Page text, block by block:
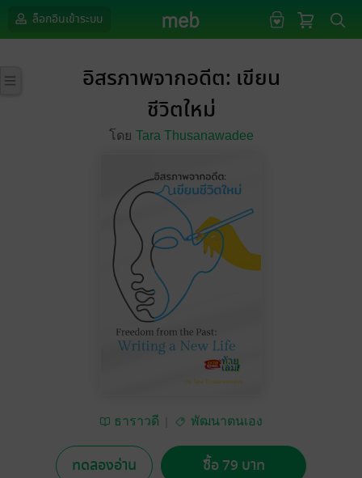
ล็อกอินเข้าระบบ
อิสรภาพจากอดีต: เขียน
ชีวิตใหม่
โดย Tara Thusanawadee
ธาราวดี พัฒนาตนเอง
ทดลองอ่าน ซื้อ 79 บาท